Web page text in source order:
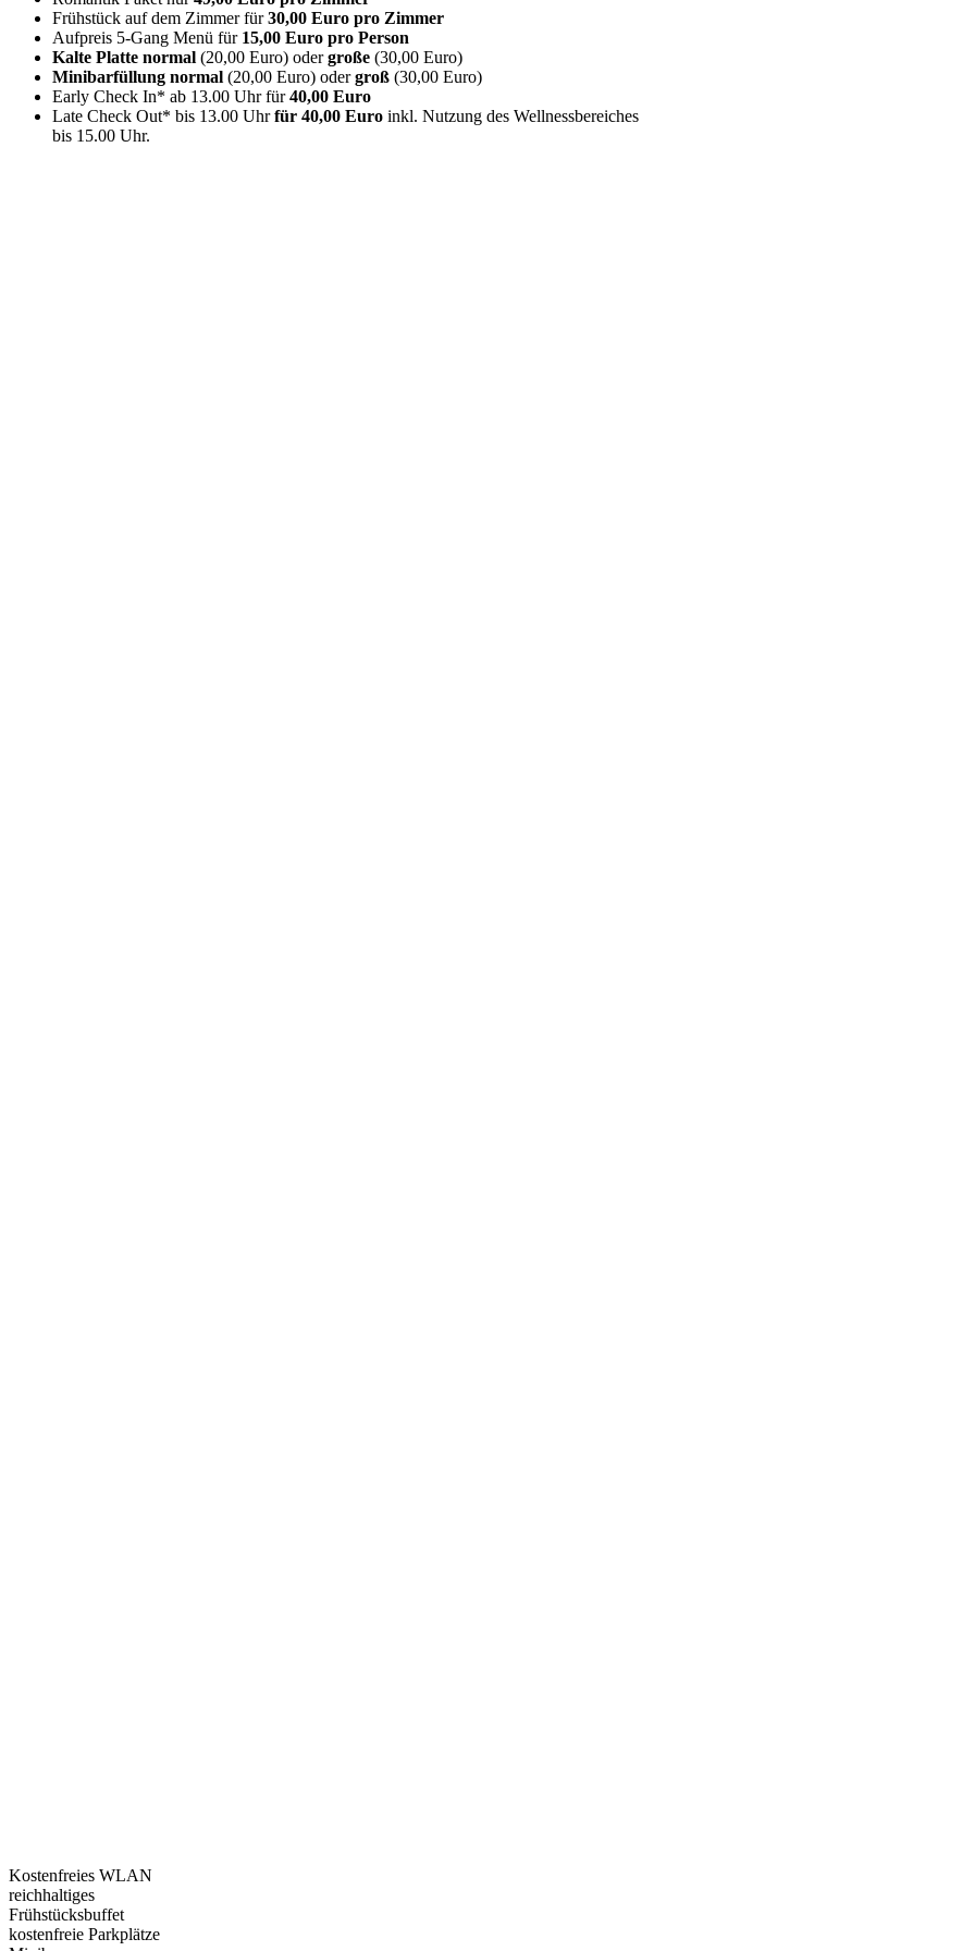
Frühstück auf dem Zimmer für30,00 Euro pro Zimmer
Aufpreis 5-Gang Menü für 15,00 Euro pro Person
Kalte Platte normal (20,00 Euro) odergroße (30,00 Euro)
Minibarfüllung normal (20,00 Euro) odergroß (30,00 Euro)
Early Check In* ab 13.00 Uhr für40,00 Euro
Late Check Out* bis 13.00 Uhrfür 40,00 Euro inkl. Nutzung des Wellnessbereiches
bis 15.00 Uhr.
Kostenfreies WLAN
reichhaltiges
Frühstücksbuffet
kostenfreie Parkplätze